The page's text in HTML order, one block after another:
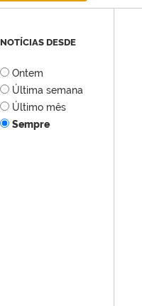
NOTÍCIAS DESDE
Ontem
Última semana
Último mês
Sempre